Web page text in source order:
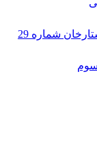
شماره 29
سوم